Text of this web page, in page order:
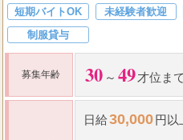
体験入店OK
短期バイトOK
未経験者歓迎
制服貸与
30～49才位ま